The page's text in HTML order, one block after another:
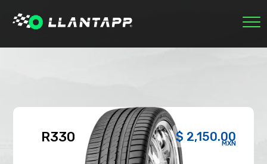
RASTREAR PEDIDO
SESIÓN
R330 $ 2,150.00
MXN